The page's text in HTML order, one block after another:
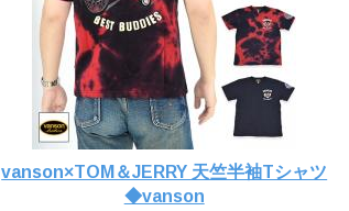
vanson×TOM＆JERRY 天竺半袖Tシャツ
◆vanson